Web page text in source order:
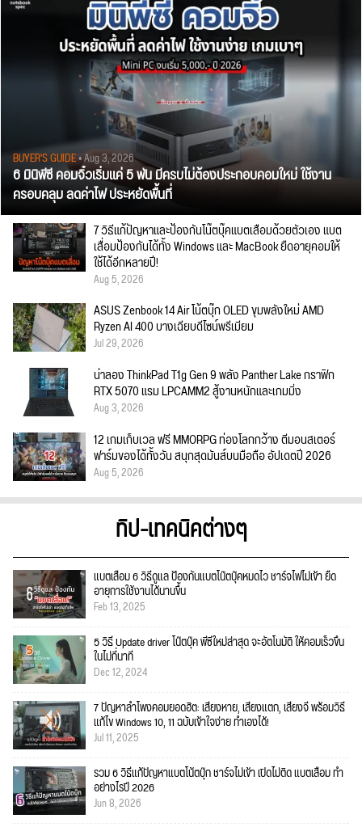
BUYER'S GUIDE• Aug 3, 2026
6 มินิพีซี คอมจิ๋วเริ่มแค่ 5 พัน มีครบไม่ต้องประกอบคอมใหม่ ใช้งาน
ครอบคลุม ลดค่าไฟ ประหยัดพื้นที่
7 วิธีแก้ปัญหาและป้องกันโน๊ตบุ๊คแบตเสื่อมด้วยตัวเอง แบต
เสื่อมป้องกันได้ทั้ง Windows และ MacBook ยืดอายุคอมให้
ใช้ได้อีกหลายปี!
Aug 5, 2026
ASUS Zenbook 14 Air โน้ตบุ๊ก OLED ขุมพลังใหม่ AMD
Ryzen AI 400 บางเฉียบดีไซน์พรีเมียม
Jul 29, 2026
น่าลอง ThinkPad T1g Gen 9 พลัง Panther Lake กราฟิก
RTX 5070 แรม LPCAMM2 สู้งานหนักและเกมมิ่ง
Aug 3, 2026
12 เกมเก็บเวล ฟรี MMORPG ท่องโลกกว้าง ตีมอนสเตอร์
ฟาร์มของได้ทั้งวัน สนุกสุดมันส์บนมือถือ อัปเดตปี 2026
Aug 5, 2026
ทิป-เทคนิคต่างๆ
แบตเสื่อม 6 วิธีดูแล ป้องกันแบตโน๊ตบุ๊คหมดไว ชาร์จไฟไม่เข้า ยืด
อายุการใช้งานได้นานขึ้น
Feb 13, 2025
5 วิธี Update driver โน๊ตบุ๊ค พีซีใหม่ล่าสุด จะอัตโนมัติ ให้คอมเร็วขึ้น
ในไม่กี่นาที
Dec 12, 2024
7 ปัญหาลำโพงคอมยอดฮิต: เสียงหาย, เสียงแตก, เสียงจี่ พร้อมวิธี
แก้ไข Windows 10, 11 ฉบับเข้าใจง่าย ทำเองได้!
Jul 11, 2025
รวม 6 วิธีแก้ปัญหาแบตโน้ตบุ๊ก ชาร์จไม่เข้า เปิดไม่ติด แบตเสื่อม ทำ
อย่างไรปี 2026
Jun 8, 2026